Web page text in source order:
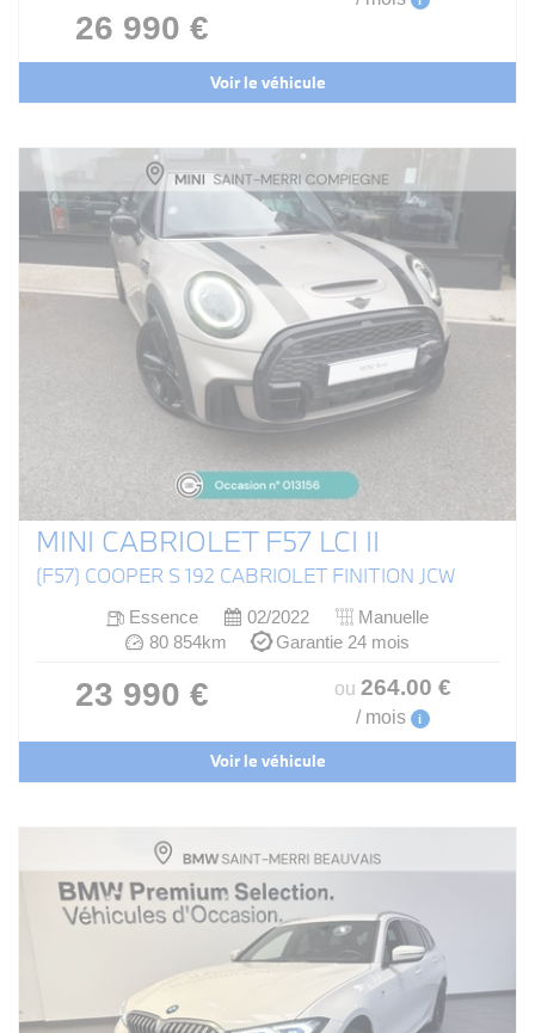
26 990 €
Voir le véhicule
MINI CABRIOLET F57 LCI II
(F57) COOPER S 192 CABRIOLET FINITION JCW
Essence 02/2022
Manuelle
80 854km
Garantie 24 mois
23 990 € ou 264.00 €
/ mois i
Voir le véhicule